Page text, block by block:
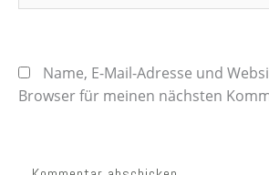
Name, E-Mail-Adresse und
Browser für meinen nächsten